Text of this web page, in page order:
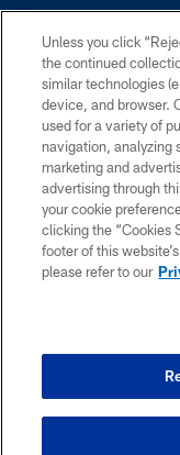
©2026 Dallas
without permission
Cheerleaders will not
Unless you click
the continued
similar technologies
device, and browser.
used for a variety of
navigation, analyzing
marketing and
advertising through
your cookie
clicking the “Cookies
footer of this
please refer to our